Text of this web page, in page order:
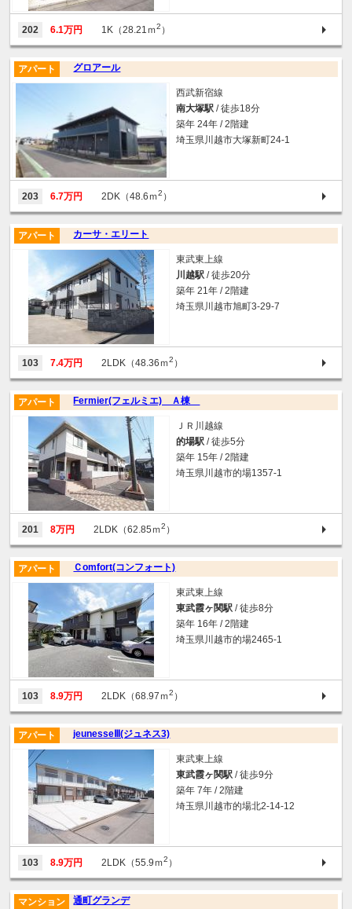
202 6.1万円 1K（28.21ｍ2 ）
グロアール
アパート
西武新宿線
南大塚駅 / 徒歩18分
築年 24年 / 2階建
埼玉県川越市大塚新町24-1
203 6.7万円 2DK（48.6ｍ2 ）
カーサ・エリート
アパート
東武東上線
川越駅 / 徒歩20分
築年 21年 / 2階建
埼玉県川越市旭町3-29-7
103 7.4万円 2LDK（48.36ｍ2 ）
Fermier(フェルミエ) Ａ棟
アパート
ＪＲ川越線
的場駅 / 徒歩5分
築年 15年 / 2階建
埼玉県川越市的場1357-1
201 8万円 2LDK（62.85ｍ2 ）
Ｃomfort(コンフォート)
アパート
東武東上線
東武霞ヶ関駅 / 徒歩8分
築年 16年 / 2階建
埼玉県川越市的場2465-1
103 8.9万円 2LDK（68.97ｍ2 ）
jeunesseⅢ(ジュネス3)
アパート
東武東上線
東武霞ヶ関駅 / 徒歩9分
築年 7年 / 2階建
埼玉県川越市的場北2-14-12
103 8.9万円 2LDK（55.9ｍ2 ）
通町グランデ
マンション